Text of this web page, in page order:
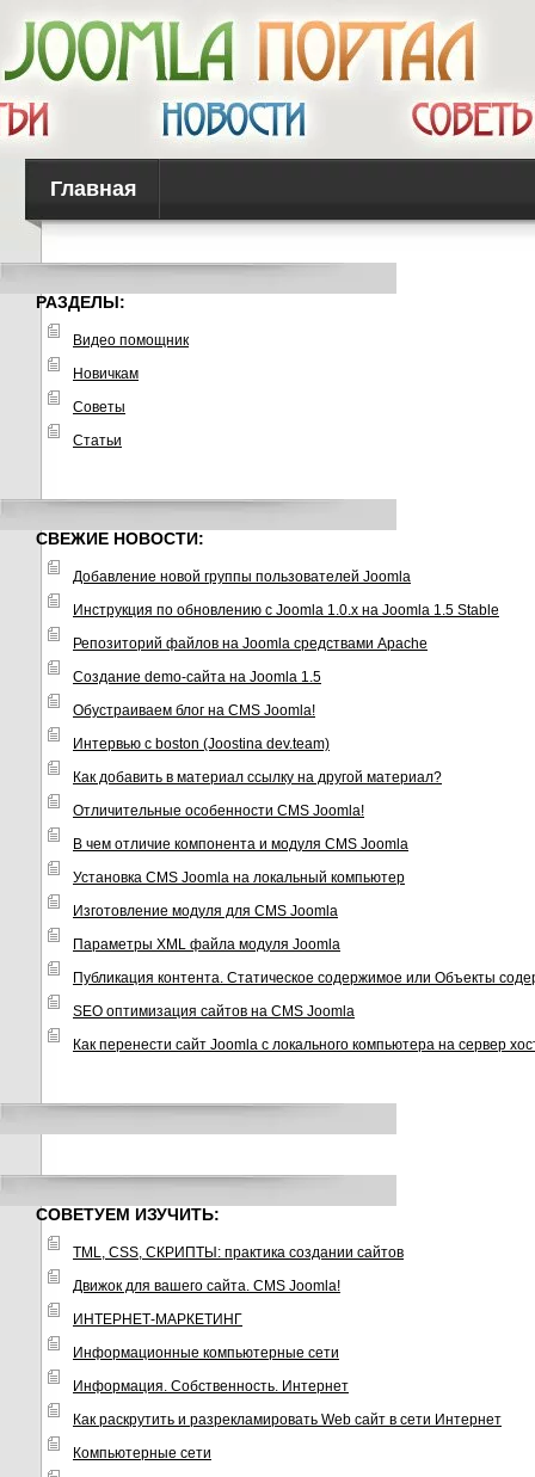
Главная
РАЗДЕЛЫ:
Видео помощник
Новичкам
Советы
Статьи
СВЕЖИЕ НОВОСТИ:
Добавление новой группы пользователей Joomla
Инструкция по обновлению с Joomla 1.0.x на Joomla 1.5 Stable
Репозиторий файлов на Joomla средствами Apache
Создание demo-сайта на Joomla 1.5
Обустраиваем блог на CMS Joomla!
Интервью с boston (Joostina dev.team)
Как добавить в материал ссылку на другой материал?
Отличительные особенности CMS Joomla!
В чем отличие компонента и модуля CMS Joomla
Установка CMS Joomla на локальный компьютер
Изготовление модуля для CMS Joomla
Параметры XML файла модуля Joomla
Публикация контента. Статическое содержимое или Объекты
SEO оптимизация сайтов на CMS Joomla
Как перенести сайт Joomla с локального компьютера на сервер
СОВЕТУЕМ ИЗУЧИТЬ:
TML, CSS, СКРИПТЫ: практика создании сайтов
Движок для вашего сайта. CMS Joomla!
ИНТЕРНЕТ-МАРКЕТИНГ
Информационные компьютерные сети
Информация. Собственность. Интернет
Как раскрутить и разрекламировать Web сайт в сети Интернет
Компьютерные сети